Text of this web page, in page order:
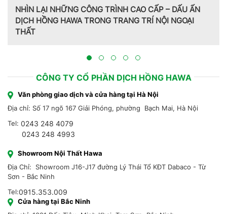
NHÌN LẠI NHỮNG CÔNG TRÌNH CAO CẤP – DẤU ẤN
DỊCH HỒNG HAWA TRONG TRANG TRÍ NỘI NGOẠI
THẤT
CÔNG TY CỔ PHẦN DỊCH HỒNG HAWA
Văn phòng giao dịch và cửa hàng tại Hà Nội
Địa chỉ: Số 17 ngõ 167 Giải Phóng, phường Bạch Mai, Hà Nội
Tel: 0243 248 4079
0243 248 4993
Showroom Nội Thất Hawa
Địa Chỉ: Showroom J16-J17 đường Lý Thái Tổ KĐT Dabaco - Từ
Sơn - Bắc Ninh
Tel:0915.353.009
Cửa hàng tại Bắc Ninh